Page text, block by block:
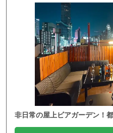
非日常の屋上ビアガーデン！